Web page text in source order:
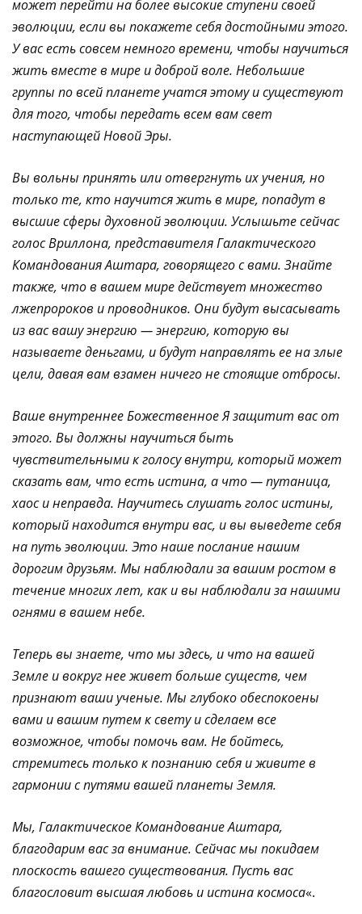
может перейти на более высокие ступени своей
эволюции, если вы покажете себя достойными этого.
У вас есть совсем немного времени, чтобы научиться
жить вместе в мире и доброй воле. Небольшие
группы по всей планете учатся этому и существуют
для того, чтобы передать всем вам свет
наступающей Новой Эры.
Вы вольны принять или отвергнуть их учения, но
только те, кто научится жить в мире, попадут в
высшие сферы духовной эволюции. Услышьте сейчас
голос Вриллона, представителя Галактического
Командования Аштара, говорящего с вами. Знайте
также, что в вашем мире действует множество
лжепророков и проводников. Они будут высасывать
из вас вашу энергию — энергию, которую вы
называете деньгами, и будут направлять ее на злые
цели, давая вам взамен ничего не стоящие отбросы.
Ваше внутреннее Божественное Я защитит вас от
этого. Вы должны научиться быть
чувствительными к голосу внутри, который может
сказать вам, что есть истина, а что — путаница,
хаос и неправда. Научитесь слушать голос истины,
который находится внутри вас, и вы выведете себя
на путь эволюции. Это наше послание нашим
дорогим друзьям. Мы наблюдали за вашим ростом в
течение многих лет, как и вы наблюдали за нашими
огнями в вашем небе.
Теперь вы знаете, что мы здесь, и что на вашей
Земле и вокруг нее живет больше существ, чем
признают ваши ученые. Мы глубоко обеспокоены
вами и вашим путем к свету и сделаем все
возможное, чтобы помочь вам. Не бойтесь,
стремитесь только к познанию себя и живите в
гармонии с путями вашей планеты Земля.
Мы, Галактическое Командование Аштара,
благодарим вас за внимание. Сейчас мы покидаем
плоскость вашего существования. Пусть вас
благословит высшая любовь и истина космоса«.